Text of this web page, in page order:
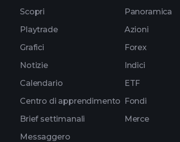
Scopri
Playtrade
Grafici
Notizie
Calendario
Centro di apprendimento
Brief settimanali
Messaggero
Panoramica
Azioni
Forex
Indici
ETF
Fondi
Merce